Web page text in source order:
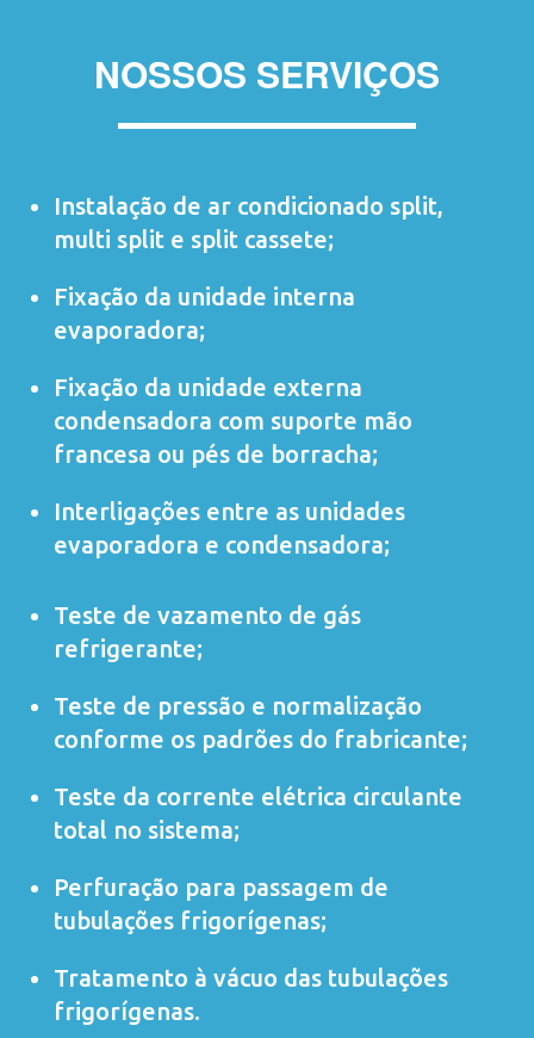
NOSSOS SERVIÇOS
Instalação de ar condicionado split,
multi split e split cassete;
Fixação da unidade interna
evaporadora;
Fixação da unidade externa
condensadora com suporte mão
francesa ou pés de borracha;
Interligações entre as unidades
evaporadora e condensadora;
Teste de vazamento de gás
refrigerante;
Teste de pressão e normalização
conforme os padrões do frabricante;
Teste da corrente elétrica circulante
total no sistema;
Perfuração para passagem de
tubulações frigorígenas;
Tratamento à vácuo das tubulações
frigorígenas.